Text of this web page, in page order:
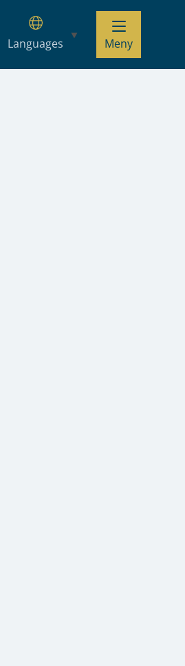
Languages Meny